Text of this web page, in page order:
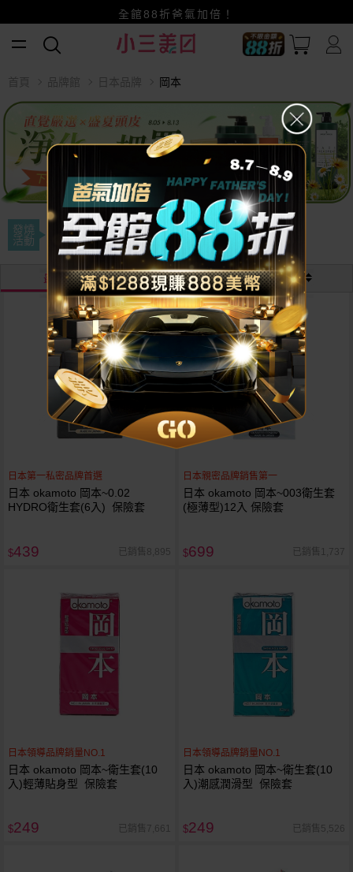
小三美日x全支付~美幣+全點折上折超划算
全館88折爸氣加倍！
發燒
活動
破盤特殺
最熱銷 最新 價格
首頁 品牌館 日本品牌 岡本
日本第一私密品牌首選
日本 okamoto 岡本~0.02
HYDRO衛生套(6入) 保險套
$439 已銷售8,895
日本親密品牌銷售第一
日本 okamoto 岡本~003衛生套
(極薄型)12入 保險套
$699 已銷售1,737
日本領導品牌銷量NO.1
日本 okamoto 岡本~衛生套(10
入)輕薄貼身型 保險套
$249 已銷售7,661
日本領導品牌銷量NO.1
日本 okamoto 岡本~衛生套(10
入)潮感潤滑型 保險套
$249 已銷售5,526